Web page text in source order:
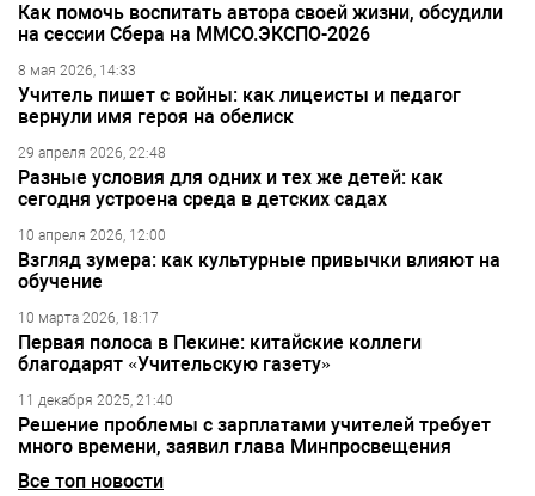
Как помочь воспитать автора своей жизни, обсудили
на сессии Сбера на ММСО.ЭКСПО-2026
8 мая 2026, 14:33
Учитель пишет с войны: как лицеисты и педагог
вернули имя героя на обелиск
29 апреля 2026, 22:48
Разные условия для одних и тех же детей: как
сегодня устроена среда в детских садах
10 апреля 2026, 12:00
Взгляд зумера: как культурные привычки влияют на
обучение
10 марта 2026, 18:17
Первая полоса в Пекине: китайские коллеги
благодарят «Учительскую газету»
11 декабря 2025, 21:40
Решение проблемы с зарплатами учителей требует
много времени, заявил глава Минпросвещения
Все топ новости